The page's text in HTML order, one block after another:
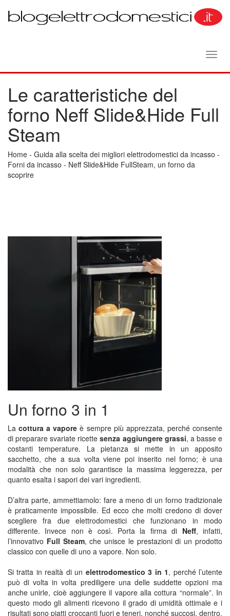
Le caratteristiche del
forno Neff Slide&Hide Full
Steam
Home - Guida alla scelta dei migliori elettrodomestici da incasso -
Forni da incasso - Neff Slide&Hide FullSteam, un forno da
scoprire
Un forno 3 in 1
Lacottura a vapore è sempre più apprezzata, perché consente
di preparare svariate ricettesenza aggiungere grassi, a basse e
costanti temperature. La pietanza si mette in un apposito
sacchetto, che a sua volta viene poi inserito nel forno; è una
modalità che non solo garantisce la massima leggerezza, per
quanto esalta i sapori dei vari ingredienti.
D’altra parte, ammettiamolo: fare a meno di un forno tradizionale
è praticamente impossibile. Ed ecco che molti credono di dover
scegliere fra due elettrodomestici che funzionano in modo
differente. Invece non è così. Porta la firma di Neff, infatti,
l’innovativo Full Steam, che unisce le prestazioni di un prodotto
classico con quelle di uno a vapore. Non solo.
Si tratta in realtà di un elettrodomestico 3 in 1, perché l’utente
può di volta in volta prediligere una delle suddette opzioni ma
anche unirle, cioè aggiungere il vapore alla cottura “normale”. In
questo modo gli alimenti ricevono il grado di umidità ottimale e i
risultati sono piatti croccanti fuori e teneri, nonché succosi, dentro.